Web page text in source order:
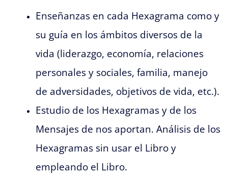
Enseñanzas en cada Hexagrama como y
su guía en los ámbitos diversos de la
vida (liderazgo, economía, relaciones
personales y sociales, familia, manejo
de adversidades, objetivos de vida, etc.).
Estudio de los Hexagramas y de los
Mensajes de nos aportan. Análisis de los
Hexagramas sin usar el Libro y
empleando el Libro.